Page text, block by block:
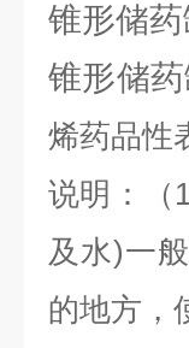
锥形储
锥形储
烯药品性
说明：（
及水)一
的地方，